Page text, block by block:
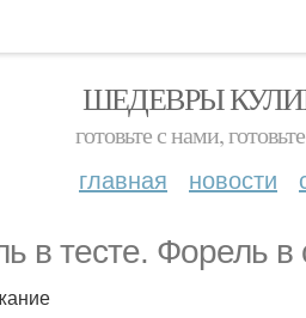
ШЕДЕВРЫ
готовьте с нами,
главная новости
в тесте. Форель в